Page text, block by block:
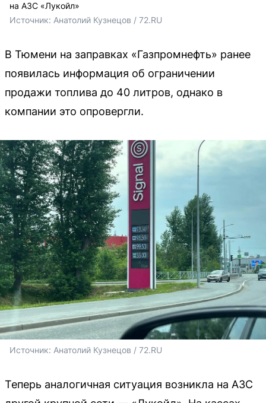
на АЗС «Лукойл»
Источник: Анатолий Кузнецов / 72.RU
В Тюмени на заправках «Газпромнефть» ранее
появилась информация об ограничении
продажи топлива до 40 литров, однако в
компании это опровергли.
Источник: Анатолий Кузнецов / 72.RU
Теперь аналогичная ситуация возникла на АЗС